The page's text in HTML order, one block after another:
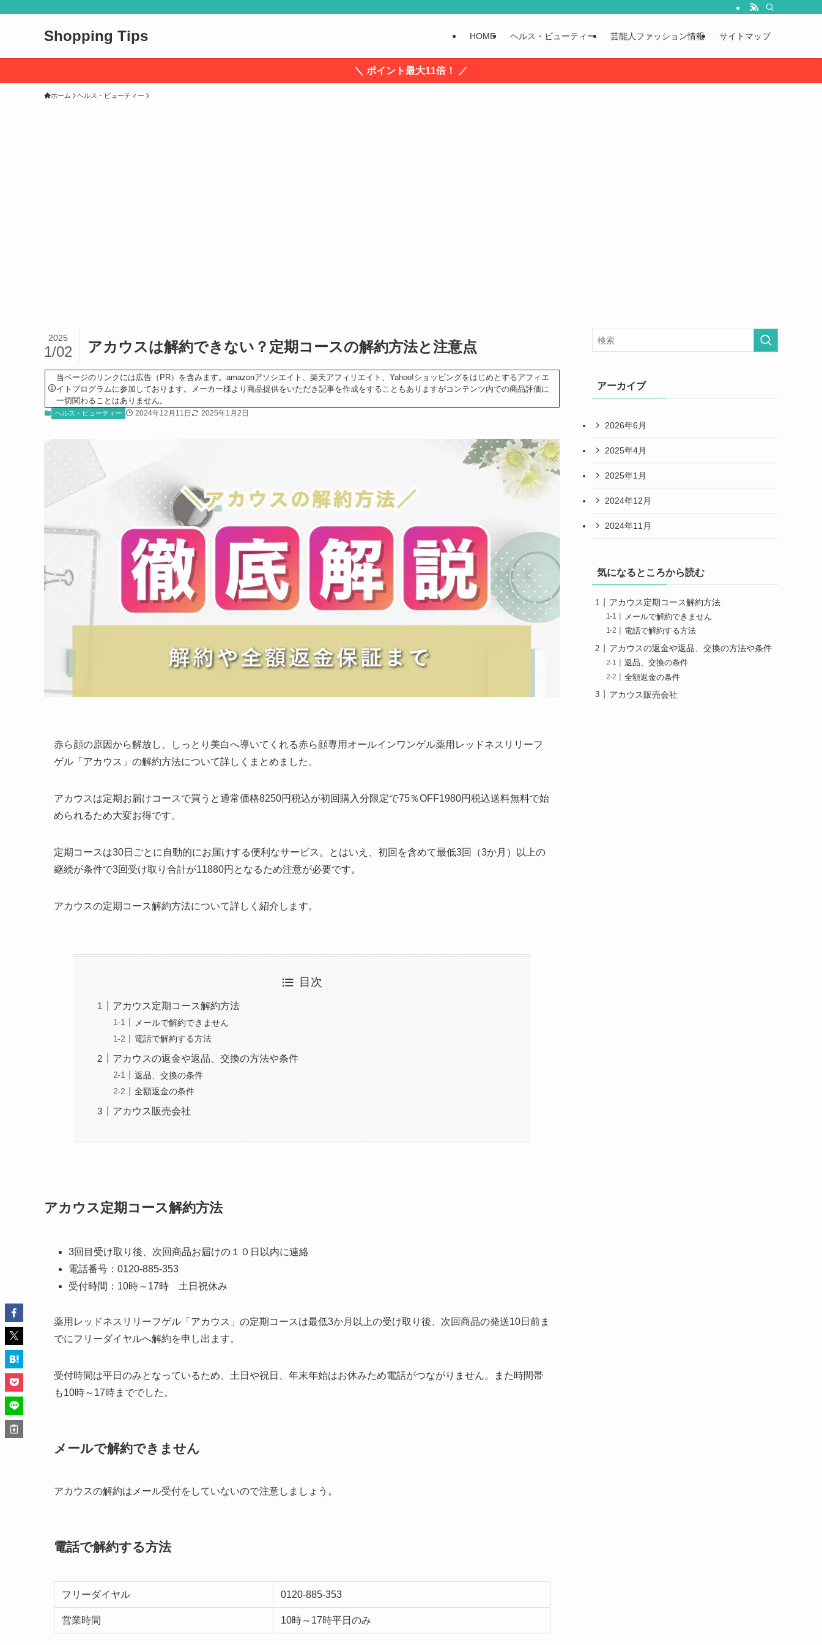
Shopping Tips HOME ヘルス・ビューティー 芸能人ファッション情報 サイトマップ
＼ ポイント最大11倍！ ／
ホーム ヘルス・ビューティー
アカウスは解約できない？定期コースの解約方法と注意点
2025
1/02
当ページのリンクには広告（PR）を含みます。amazonアソシエイト、楽天アフィリエイト、Yahoo!ショッピングをはじめとするアフィエ
イトプログラムに参加しております。メーカー様より商品提供をいただき記事を作成をすることもありますがコンテンツ内での商品評価に
一切関わることはありません。
ヘルス・ビューティー 2024年12月11日 2025年1月2日
赤ら顔の原因から解放し、しっとり美白へ導いてくれる赤ら顔専用オールインワンゲル薬用レッドネスリリーフ
ゲル「アカウス」の解約方法について詳しくまとめました。
アカウスは定期お届けコースで買うと通常価格8250円税込が初回購入分限定で75％OFF1980円税込送料無料で始
められるため大変お得です。
定期コースは30日ごとに自動的にお届けする便利なサービス。とはいえ、初回を含めて最低3回（3か月）以上の
継続が条件で3回受け取り合計が11880円となるため注意が必要です。
アカウスの定期コース解約方法について詳しく紹介します。
目次
アカウス定期コース解約方法
メールで解約できません
電話で解約する方法
アカウスの返金や返品、交換の方法や条件
返品、交換の条件
全額返金の条件
アカウス販売会社
アカウス定期コース解約方法
3回目受け取り後、次回商品お届けの１０日以内に連絡
電話番号：0120-885-353
受付時間：10時～17時 土日祝休み
薬用レッドネスリリーフゲル「アカウス」の定期コースは最低3か月以上の受け取り後、次回商品の発送10日前ま
でにフリーダイヤルへ解約を申し出ます。
受付時間は平日のみとなっているため、土日や祝日、年末年始はお休みため電話がつながりません。また時間帯
も10時～17時まででした。
メールで解約できません
アカウスの解約はメール受付をしていないので注意しましょう。
電話で解約する方法
フリーダイヤル 0120-885-353
営業時間 10時～17時平日のみ
アーカイブ
2026年6月
2025年4月
2025年1月
2024年12月
2024年11月
気になるところから読む
アカウス定期コース解約方法
メールで解約できません
電話で解約する方法
アカウスの返金や返品、交換の方法や条件
返品、交換の条件
全額返金の条件
アカウス販売会社